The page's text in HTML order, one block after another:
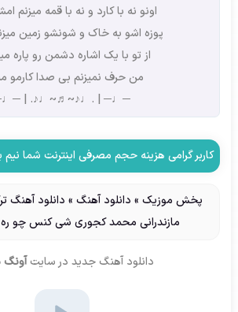
اونو نه با کارد و نه با قمه میزنم
پوزه اشو به خاک و شونشو زمین
از تو با یک اشاره دشمن رو پاره
من حرف نمیزنم بی صدا کارمو
| .♩♪~♬~♩♪. | ─♩─
کاربر گرامی هزینه حجم مصرفی اینترنت شما
پخش موزیک » دانلود آهنگ » دانلود آهنگ
مازندرانی محمد کجوری شی کنس چو
دانلود آهنگ جدید در سایت آونگ